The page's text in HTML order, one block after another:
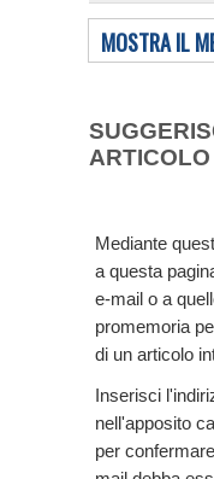
MOSTRA IL
Mediante
a questa
e-mail o a
promemoria
di un articolo
Inserisci
nell'apposito
per